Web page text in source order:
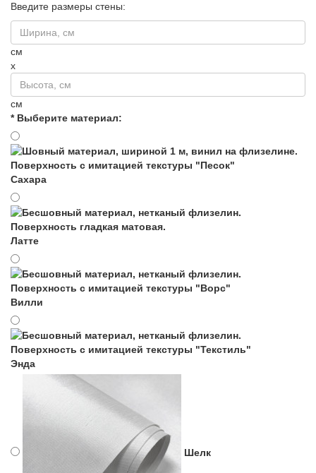
Введите размеры стены:
см
x
см
* Выберите материал:
Сахара
Латте
Вилли
Энда
Шелк